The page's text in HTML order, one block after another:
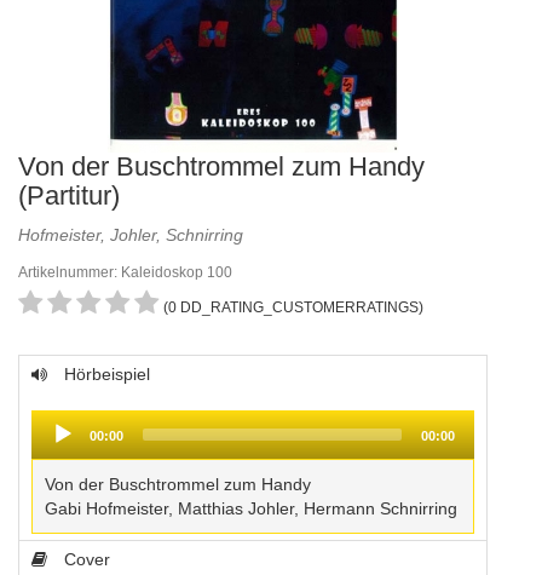
Von der Buschtrommel zum Handy
(Partitur)
Hofmeister, Johler, Schnirring
Artikelnummer: Kaleidoskop 100
(0 DD_RATING_CUSTOMERRATINGS)
Hörbeispiel
Player
00:00 00:00
Von der Buschtrommel zum Handy
Gabi Hofmeister, Matthias Johler, Hermann Schnirring
Cover